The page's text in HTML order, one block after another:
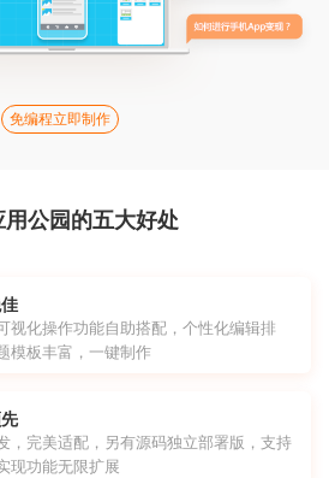
免编程立即制作
用公园的五大好处
视化操作功能自助搭配，个性化编辑排
模板丰富，一键制作
，完美适配，另有源码独立部署版，支持
现功能无限扩展